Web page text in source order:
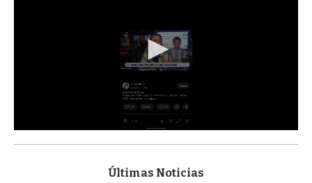
s
Últimas Noticias